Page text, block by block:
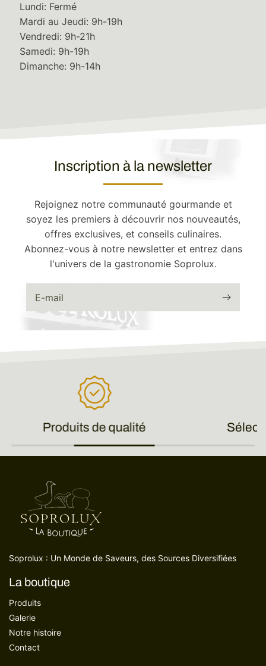
Lundi: Fermé
Mardi au Jeudi: 9h-19h
Vendredi: 9h-21h
Samedi: 9h-19h
Dimanche: 9h-14h
Inscription à la newsletter
Rejoignez notre communauté gourmande et
soyez les premiers à découvrir nos nouveautés,
offres exclusives, et conseils culinaires.
Abonnez-vous à notre newsletter et entrez dans
l'univers de la gastronomie Soprolux.
E-mail
Produits de qualité
Soprolux : Un Monde de Saveurs, des Sources Diversifiées
La boutique
Produits
Galerie
Notre histoire
Contact